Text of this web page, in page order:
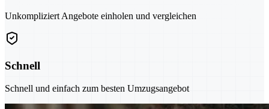
Unkompliziert Angebote einholen und vergleichen
Schnell
Schnell und einfach zum besten Umzugsangebot